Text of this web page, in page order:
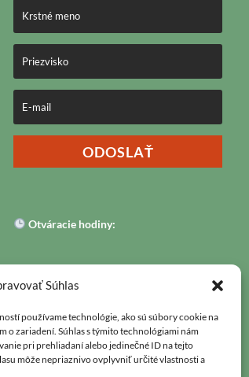
Súhlas
používame technológie, ako sú súbory cookie na
o zariadení. Súhlas s týmito technológiami nám
pri prehliadaní alebo jedinečné ID na tejto
môže nepriaznivo ovplyvniť určité vlastnosti a
ODOSLAŤ
Otváracie hodiny:
Sobota:09:00 – 17:00